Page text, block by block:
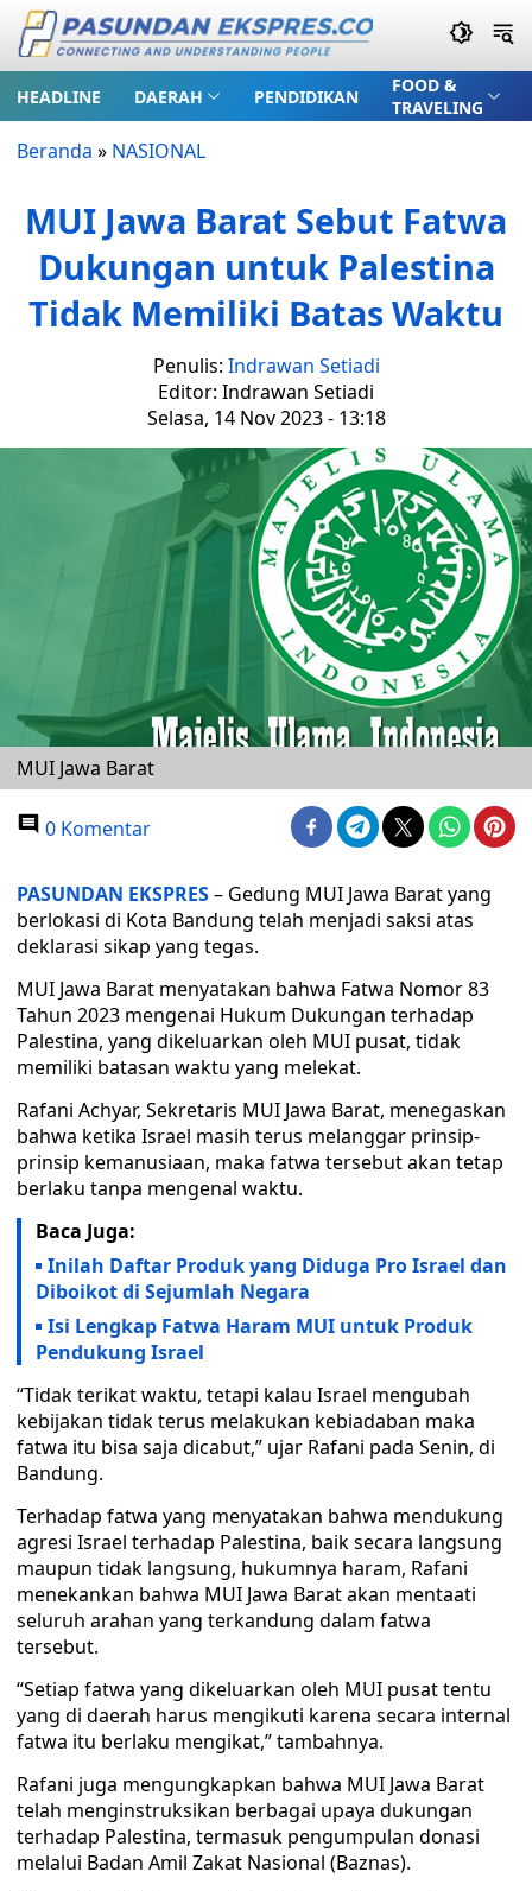
HEADLINE DAERAH PENDIDIKAN
FOOD &
TRAVELING
Beranda » NASIONAL
MUI Jawa Barat Sebut Fatwa
Dukungan untuk Palestina
Tidak Memiliki Batas Waktu
Penulis: Indrawan Setiadi
Editor: Indrawan Setiadi
Selasa, 14 Nov 2023 - 13:18
MUI Jawa Barat
0 Komentar
PASUNDAN EKSPRES– Gedung MUI Jawa Barat yang
berlokasi di Kota Bandung telah menjadi saksi atas
deklarasi sikap yang tegas.
MUI Jawa Barat menyatakan bahwa Fatwa Nomor 83
Tahun 2023 mengenai Hukum Dukungan terhadap
Palestina, yang dikeluarkan oleh MUI pusat, tidak
memiliki batasan waktu yang melekat.
Rafani Achyar, Sekretaris MUI Jawa Barat, menegaskan
bahwa ketika Israel masih terus melanggar prinsip-
prinsip kemanusiaan, maka fatwa tersebut akan tetap
berlaku tanpa mengenal waktu.
Baca Juga:
Inilah Daftar Produk yang Diduga Pro Israel dan
Diboikot di Sejumlah Negara
Isi Lengkap Fatwa Haram MUI untuk Produk
Pendukung Israel
“Tidak terikat waktu, tetapi kalau Israel mengubah
kebijakan tidak terus melakukan kebiadaban maka
fatwa itu bisa saja dicabut,” ujar Rafani pada Senin, di
Bandung.
Terhadap fatwa yang menyatakan bahwa mendukung
agresi Israel terhadap Palestina, baik secara langsung
maupun tidak langsung, hukumnya haram, Rafani
menekankan bahwa MUI Jawa Barat akan mentaati
seluruh arahan yang terkandung dalam fatwa
tersebut.
“Setiap fatwa yang dikeluarkan oleh MUI pusat tentu
yang di daerah harus mengikuti karena secara internal
fatwa itu berlaku mengikat,” tambahnya.
Rafani juga mengungkapkan bahwa MUI Jawa Barat
telah menginstruksikan berbagai upaya dukungan
terhadap Palestina, termasuk pengumpulan donasi
melalui Badan Amil Zakat Nasional (Baznas).